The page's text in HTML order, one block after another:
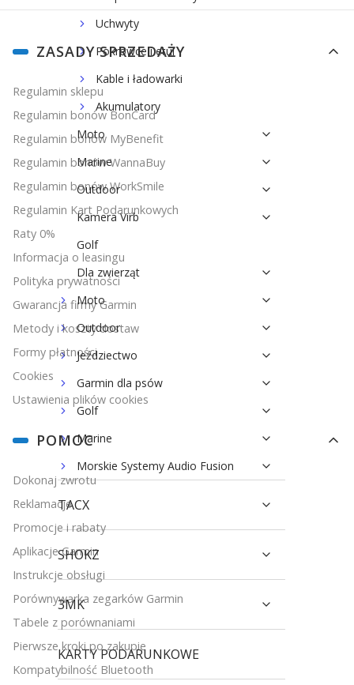
Uchwyty
Pokrowce i etui
Kable i ładowarki
Akumulatory
Moto
Marine
Outdoor
Kamera Virb
Golf
Dla zwierząt
Moto
Outdoor
Jeździectwo
Garmin dla psów
Golf
Marine
Morskie Systemy Audio Fusion
TACX
SHOKZ
3MK
KARTY PODARUNKOWE
Linki w stopce
ZASADY SPRZEDAŻY
Regulamin sklepu
Regulamin bonów BonCard
Regulamin bonów MyBenefit
Regulamin bonów WannaBuy
Regulamin bonów WorkSmile
Regulamin Kart Podarunkowych
Raty 0%
Informacja o leasingu
Polityka prywatności
Gwarancja firmy Garmin
Metody i koszty dostaw
Formy płatności
Cookies
Ustawienia plików cookies
POMOC
Dokonaj zwrotu
Reklamacje
Promocje i rabaty
Aplikacje Garmin
Instrukcje obsługi
Porównywarka zegarków Garmin
Tabele z porównaniami
Pierwsze kroki po zakupie
Kompatybilność Bluetooth